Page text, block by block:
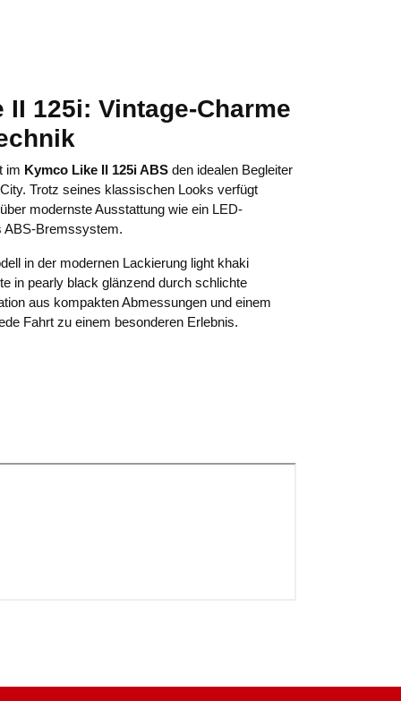
125i: Vintage-Charme
im Kymco Like II 125i ABS den idealen Begleiter
Trotz seines klassischen Looks verfügt
modernste Ausstattung wie ein LED-
ABS-Bremssystem.
in der modernen Lackierung light khaki
in pearly black glänzend durch schlichte
aus kompakten Abmessungen und einem
Fahrt zu einem besonderen Erlebnis.